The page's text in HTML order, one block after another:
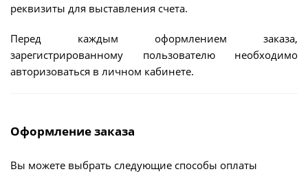
реквизиты для выставления счета.
Перед каждым оформлением заказа,
зарегистрированному пользователю необходимо
авторизоваться в личном кабинете.
Оформление заказа
Вы можете выбрать следующие способы оплаты